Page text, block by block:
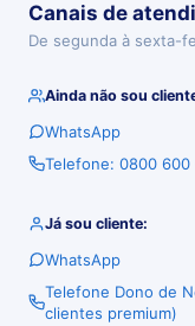
Canais de
De segunda à sexta-
Ainda não sou
WhatsApp
Telefone: 0800 600
Já sou cliente:
WhatsApp
Telefone Dono de
clientes premium)